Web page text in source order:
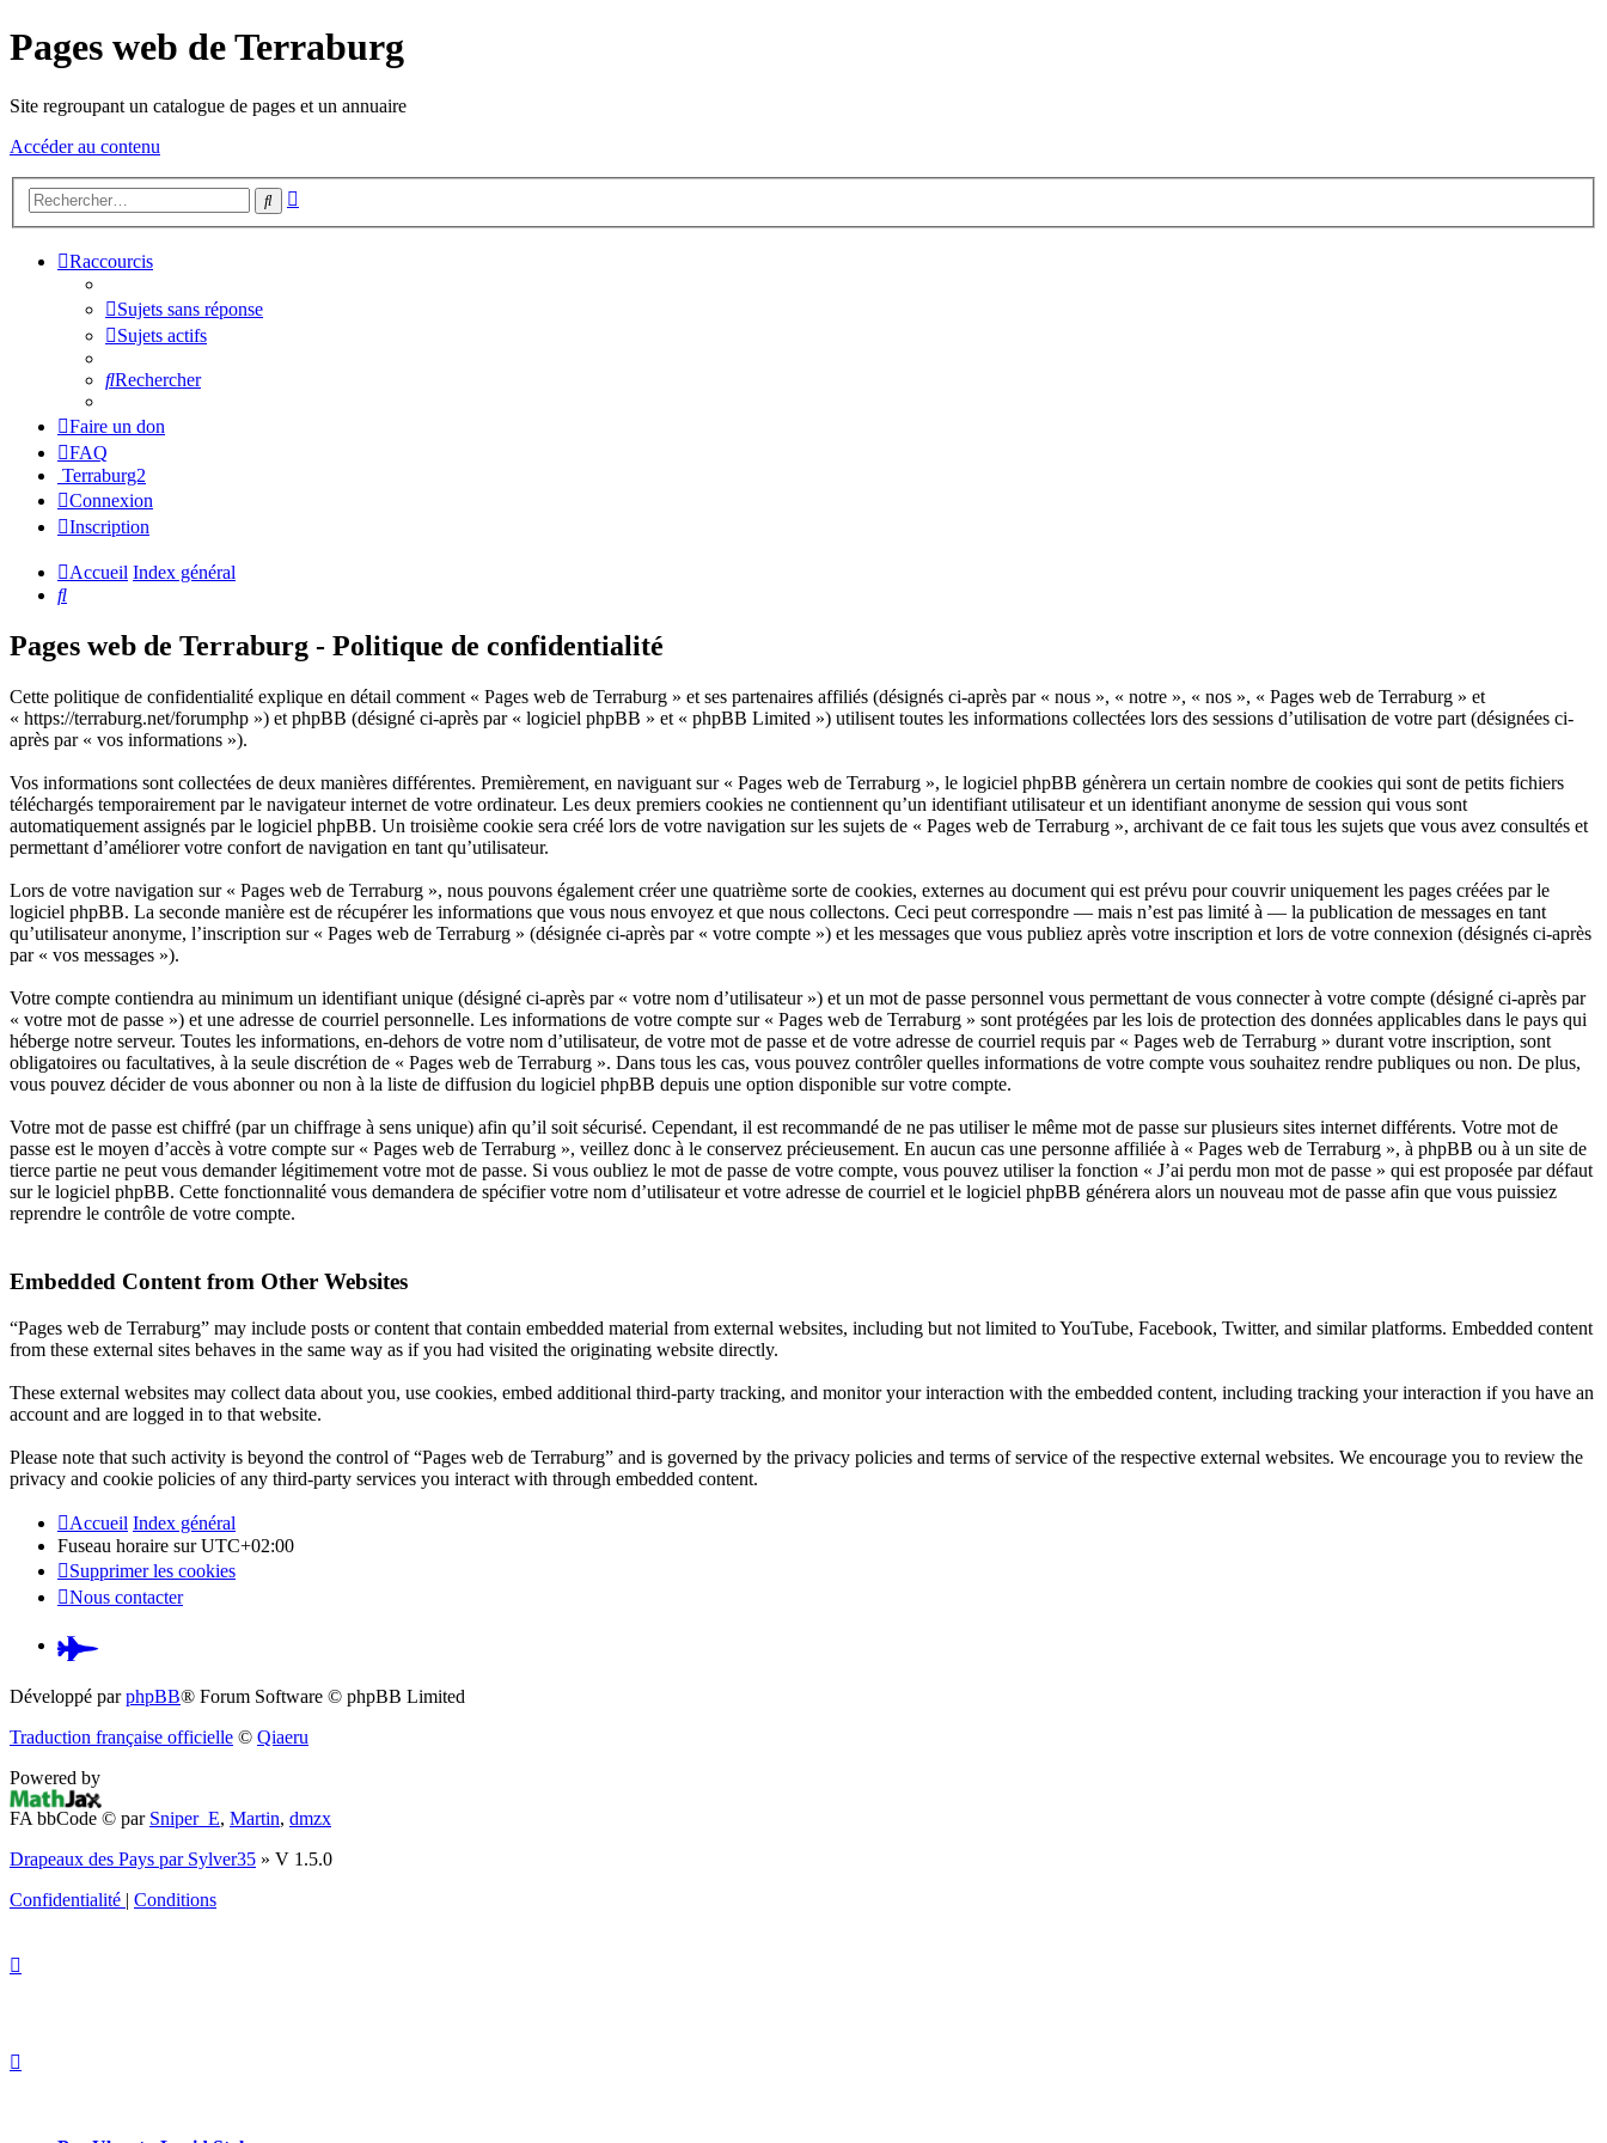
Pages web de Terraburg
Site regroupant un catalogue de pages et un annuaire
Accéder au contenu
Rechercher
Raccourcis
Sujets sans réponse
Sujets actifs
Rechercher
Faire un don
FAQ
Terraburg2
Connexion
Inscription
Accueil Index général
Rechercher
Pages web de Terraburg - Politique de confidentialité
Cette politique de confidentialité explique en détail comment « Pages web de Terraburg » et ses partenaires affiliés (désignés ci-après par « nous », « notre », « nos », « Pages web de Terraburg » et
« https://terraburg.net/forumphp ») et phpBB (désigné ci-après par « logiciel phpBB » et « phpBB Limited ») utilisent toutes les informations collectées lors des sessions d’utilisation de votre part (désignées ci-
après par « vos informations »).
Vos informations sont collectées de deux manières différentes. Premièrement, en naviguant sur « Pages web de Terraburg », le logiciel phpBB génèrera un certain nombre de cookies qui sont de petits fichiers
téléchargés temporairement par le navigateur internet de votre ordinateur. Les deux premiers cookies ne contiennent qu’un identifiant utilisateur et un identifiant anonyme de session qui vous sont
automatiquement assignés par le logiciel phpBB. Un troisième cookie sera créé lors de votre navigation sur les sujets de « Pages web de Terraburg », archivant de ce fait tous les sujets que vous avez consultés et
permettant d’améliorer votre confort de navigation en tant qu’utilisateur.
Lors de votre navigation sur « Pages web de Terraburg », nous pouvons également créer une quatrième sorte de cookies, externes au document qui est prévu pour couvrir uniquement les pages créées par le
logiciel phpBB. La seconde manière est de récupérer les informations que vous nous envoyez et que nous collectons. Ceci peut correspondre — mais n’est pas limité à — la publication de messages en tant
qu’utilisateur anonyme, l’inscription sur « Pages web de Terraburg » (désignée ci-après par « votre compte ») et les messages que vous publiez après votre inscription et lors de votre connexion (désignés ci-après
par « vos messages »).
Votre compte contiendra au minimum un identifiant unique (désigné ci-après par « votre nom d’utilisateur ») et un mot de passe personnel vous permettant de vous connecter à votre compte (désigné ci-après par
« votre mot de passe ») et une adresse de courriel personnelle. Les informations de votre compte sur « Pages web de Terraburg » sont protégées par les lois de protection des données applicables dans le pays qui
héberge notre serveur. Toutes les informations, en-dehors de votre nom d’utilisateur, de votre mot de passe et de votre adresse de courriel requis par « Pages web de Terraburg » durant votre inscription, sont
obligatoires ou facultatives, à la seule discrétion de « Pages web de Terraburg ». Dans tous les cas, vous pouvez contrôler quelles informations de votre compte vous souhaitez rendre publiques ou non. De plus,
vous pouvez décider de vous abonner ou non à la liste de diffusion du logiciel phpBB depuis une option disponible sur votre compte.
Votre mot de passe est chiffré (par un chiffrage à sens unique) afin qu’il soit sécurisé. Cependant, il est recommandé de ne pas utiliser le même mot de passe sur plusieurs sites internet différents. Votre mot de
passe est le moyen d’accès à votre compte sur « Pages web de Terraburg », veillez donc à le conservez précieusement. En aucun cas une personne affiliée à « Pages web de Terraburg », à phpBB ou à un site de
tierce partie ne peut vous demander légitimement votre mot de passe. Si vous oubliez le mot de passe de votre compte, vous pouvez utiliser la fonction « J’ai perdu mon mot de passe » qui est proposée par défaut
sur le logiciel phpBB. Cette fonctionnalité vous demandera de spécifier votre nom d’utilisateur et votre adresse de courriel et le logiciel phpBB générera alors un nouveau mot de passe afin que vous puissiez
reprendre le contrôle de votre compte.
Embedded Content from Other Websites
“Pages web de Terraburg” may include posts or content that contain embedded material from external websites, including but not limited to YouTube, Facebook, Twitter, and similar platforms. Embedded content
from these external sites behaves in the same way as if you had visited the originating website directly.
These external websites may collect data about you, use cookies, embed additional third-party tracking, and monitor your interaction with the embedded content, including tracking your interaction if you have an
account and are logged in to that website.
Please note that such activity is beyond the control of “Pages web de Terraburg” and is governed by the privacy policies and terms of service of the respective external websites. We encourage you to review the
privacy and cookie policies of any third-party services you interact with through embedded content.
Accueil Index général
Fuseau horaire surUTC+02:00
Supprimer les cookies
Nous contacter
Pardus.at
(S’ouvre
nouvel
Développé parphpBB® Forum Software © phpBB Limited
Traduction française officielle © Qiaeru
Powered by
FA bbCode © par Sniper_E, Martin, dmzx
Drapeaux des Pays par Sylver35 » V 1.5.0
Confidentialité | Conditions